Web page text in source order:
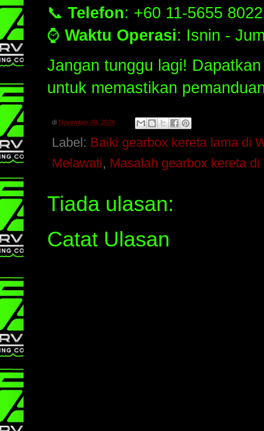
📞 Telefon: +60 11-5655 8022
⌚ Waktu Operasi: Isnin -
Jangan tunggu lagi!
untuk memastikan
di November 09, 2024
Label: Baiki gearbox kereta lama di
Melawati, Masalah gearbox kereta
Tiada ulasan:
Catat Ulasan